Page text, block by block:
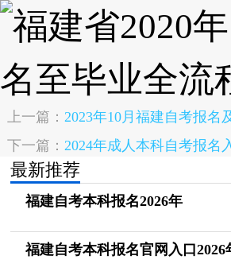
上一篇：2023年10月福建自考报名
下一篇：2024年成人本科自考报名
最新推荐
福建自考本科报名2026年
福建自考本科报名官网入口2026